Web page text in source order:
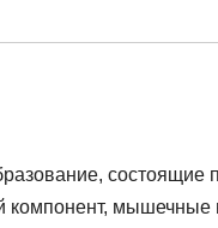
компонент,